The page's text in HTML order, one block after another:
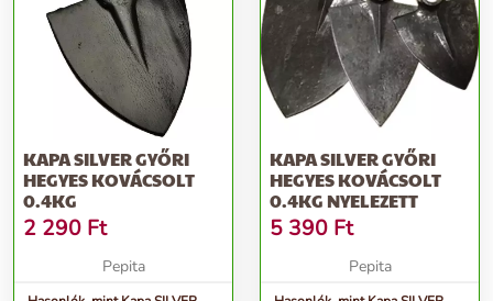
KAPA SILVER GYŐRI
HEGYES KOVÁCSOLT
0.4KG
2 290 Ft
Pepita
KAPA SILVER GYŐRI
HEGYES KOVÁCSOLT
0.4KG NYELEZETT
5 390 Ft
Pepita